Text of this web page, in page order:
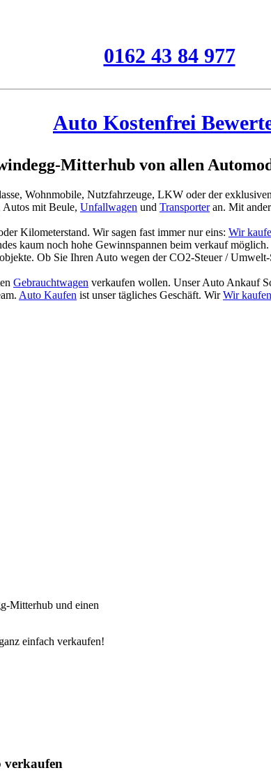
0162 43 84 977
Auto Kostenfrei
Mitterhub von allen
Wohnmobile, Nutzfahrzeuge, LKW oder der
Autos mit Beule, Unfallwagen und Transporteran. Mit
Kilometerstand. Wir sagen fast immer nur eins: Wir
kaum noch hohe Gewinnspannen beim verkauf möglich.
Ob Sie Ihren Auto wegen der CO2-Steuer /
Gebrauchtwagen verkaufen wollen. Unser Auto Ankauf
Auto Kaufen ist unser tägliches Geschäft. WirWir
Mitterhub und einen
einfach verkaufen!
verkaufen